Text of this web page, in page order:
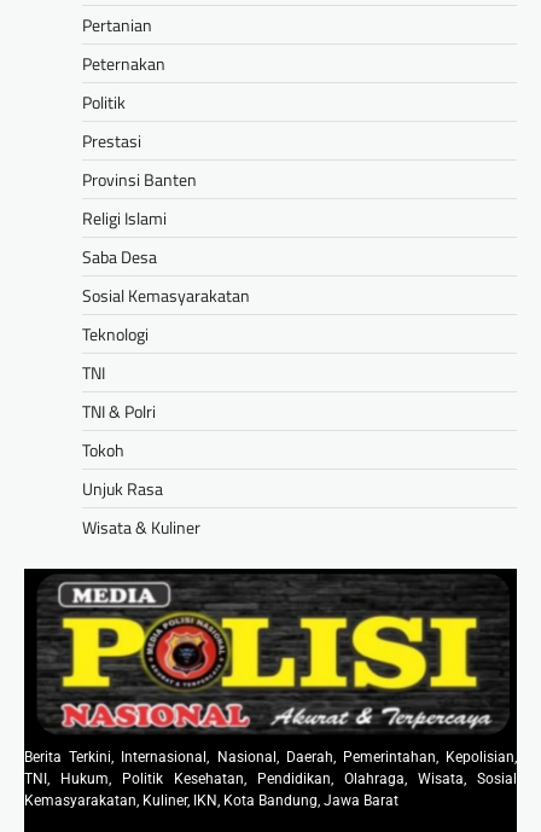
Pertanian
Peternakan
Politik
Prestasi
Provinsi Banten
Religi Islami
Saba Desa
Sosial Kemasyarakatan
Teknologi
TNI
TNI & Polri
Tokoh
Unjuk Rasa
Wisata & Kuliner
Berita Terkini, Internasional, Nasional, Daerah, Pemerintahan, Kepolisian,
TNI, Hukum, Politik Kesehatan, Pendidikan, Olahraga, Wisata, Sosial
Kemasyarakatan, Kuliner, IKN, Kota Bandung, Jawa Barat